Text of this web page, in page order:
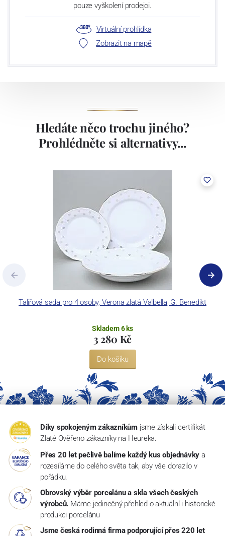
pouze vyškolení prodejci.
Virtuální prohlídka
Zobrazit na mapě
Hledáte něco trochu jiného?
Prohlédněte si alternativy...
Talířová sada pro 4 osoby, Verona zlatá Valbella, G. Benedikt
Skladem 6 ks
3 280 Kč
Do košíku
Díky spokojeným zákazníkům jsme získali certifikát
Zlaté Ověřeno zákazníky na Heureka.
Přes 20 let pečlivě balíme každý kus objednávky a
rozesíláme do celého světa tak, aby vše dorazilo v
pořádku.
Obrovský výběr porcelánu a skla všech českých
výrobců. Máme jedinečný přehled o aktuální i historické
produkci porcelánu
Jsme česká rodinná firma podporující přes 220 let